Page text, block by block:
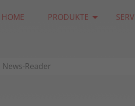
HOME PRODUKTE
News-Reader